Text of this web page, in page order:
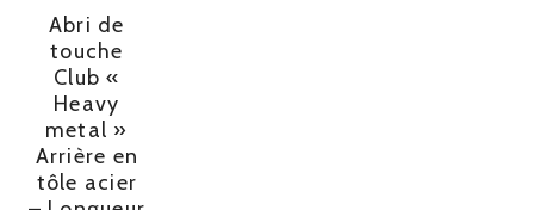
Abri de
touche
Club «
Heavy
metal »
Arrière en
tôle acier